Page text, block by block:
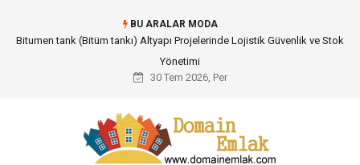
BU ARALAR MODA
Güvenilir Chip Satışı: Kesintisiz Poker Deneyimi İçin Profesyonel Destek
30 Tem 2026, Per